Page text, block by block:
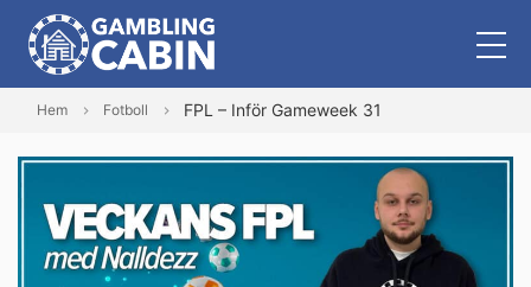
Hem Fotboll FPL – Inför Gameweek 31